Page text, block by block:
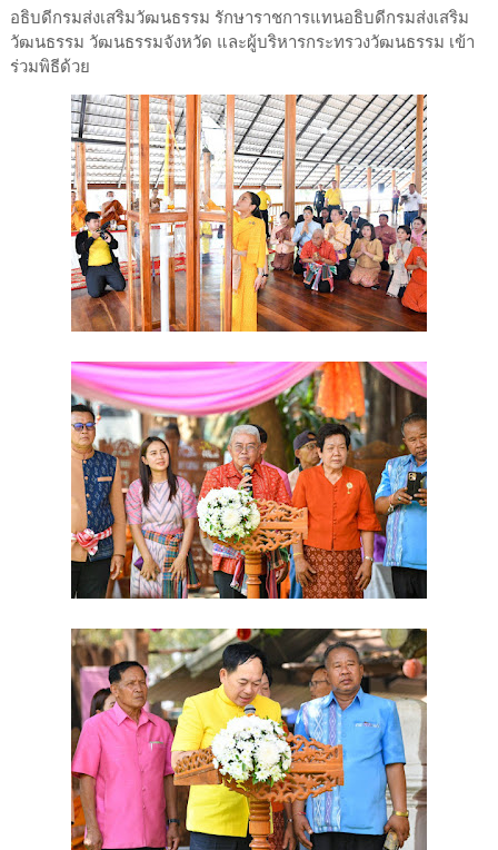
อธิบดีกรมส่งเสริมวัฒนธรรม รักษาราชการแทนอธิบดีกรมส่งเสริม
วัฒนธรรม วัฒนธรรมจังหวัด และผู้บริหารกระทรวงวัฒนธรรม เข้า
ร่วมพิธีด้วย